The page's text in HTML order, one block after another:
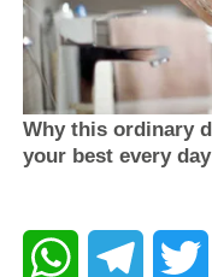
WhatsAppTelegram